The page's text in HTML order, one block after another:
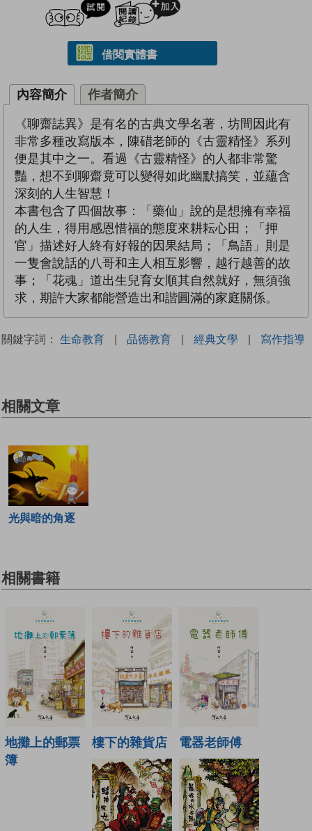
借閱實體書
內容簡介 作者簡介
《聊齋誌異》是有名的古典文學名著，坊間因此有
非常多種改寫版本，陳碏老師的《古靈精怪》系列
便是其中之一。看過《古靈精怪》的人都非常驚
豔，想不到聊齋竟可以變得如此幽默搞笑，並蘊含
深刻的人生智慧！
本書包含了四個故事：「藥仙」說的是想擁有幸福
的人生，得用感恩惜福的態度來耕耘心田；「押
官」描述好人終有好報的因果結局；「鳥語」則是
一隻會說話的八哥和主人相互影響，越行越善的故
事；「花魂」道出生兒育女順其自然就好，無須強
求，期許大家都能營造出和諧圓滿的家庭關係。
關鍵字詞： 生命教育 | 品德教育 | 經典文學 | 寫作指導
相關文章
光與暗的角逐
相關書籍
地攤上的郵票
簿
樓下的雜貨店 電器老師傅